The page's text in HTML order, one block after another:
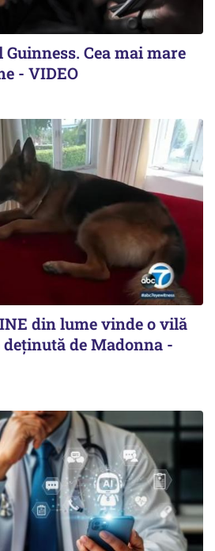
Guinness. Cea mai mare
- VIDEO
din lume vinde o vilă
de Madonna -